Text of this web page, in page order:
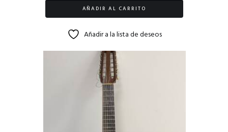
AÑADIR AL CARRITO
Añadir a la lista de deseos